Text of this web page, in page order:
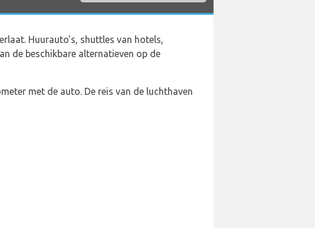
Huurauto's, shuttles van hotels,
de beschikbare alternatieven op de
met de auto. De reis van de luchthaven